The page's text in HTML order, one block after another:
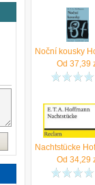
Od 37,39
Od 34,29